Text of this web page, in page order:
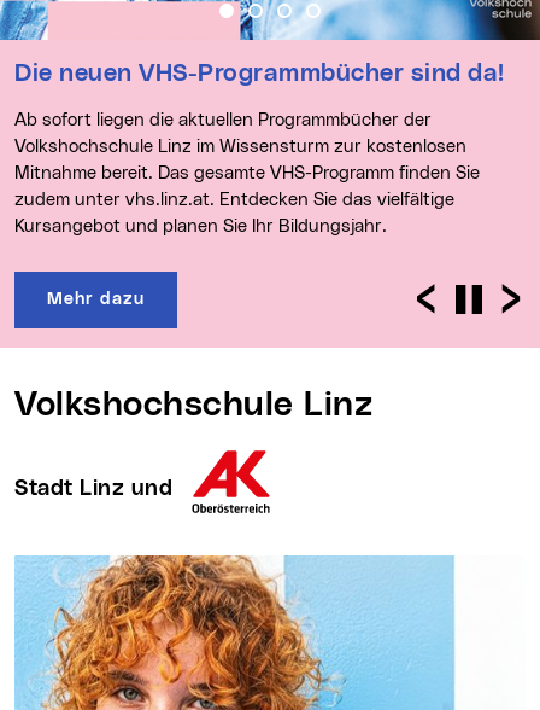
Die neuen VHS-Programmbücher sind da!
Ab sofort liegen die aktuellen Programmbücher der
Volkshochschule Linz im Wissensturm zur kostenlosen
Mitnahme bereit. Das gesamte VHS-Programm finden Sie
zudem unter vhs.linz.at. Entdecken Sie das vielfältige
Kursangebot und planen Sie Ihr Bildungsjahr.
Mehr dazu
Beitrag 1: Die neuen VHS-
Beitrag 2: Ihre Meinung zählt!
Beitrag 3: VHS-Sommerprogramm
Beitrag 4: Stark durch
Stop
Zurück
Volkshochschule Linz
Stadt Linz und
Wichtige Themen